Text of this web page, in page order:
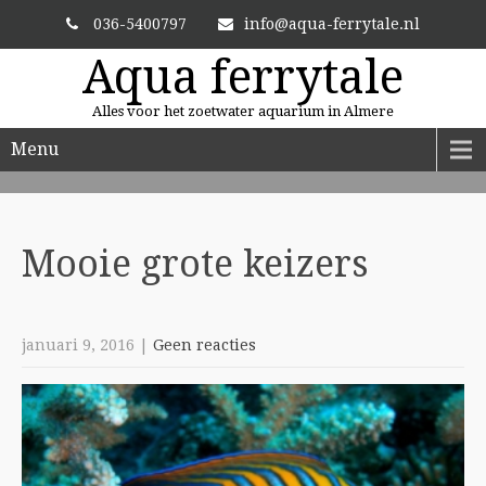
036-5400797 info@aqua-ferrytale.nl
Aqua ferrytale
Alles voor het zoetwater aquarium in Almere
Menu
ALTIJD VERSE PLANTEN
Mooie grote keizers
januari 9, 2016 Geen reacties